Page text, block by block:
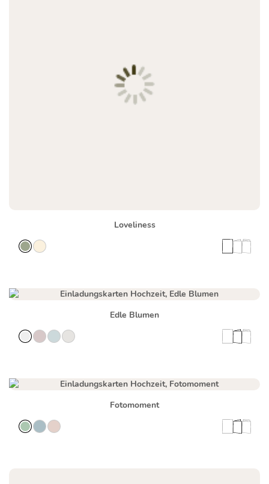
Loveliness
Edle Blumen
Fotomoment